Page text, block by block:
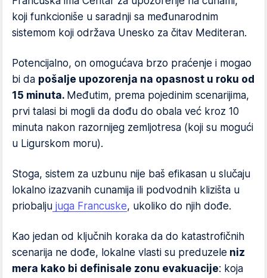
koji funkcioniše u saradnji sa međunarodnim
sistemom koji održava Unesko za čitav Mediteran.
Potencijalno, on omogućava brzo praćenje i mogao
bi da pošalje upozorenja na opasnost u roku od
15 minuta. Međutim, prema pojedinim scenarijima,
prvi talasi bi mogli da dođu do obala već kroz 10
minuta nakon razornijeg zemljotresa (koji su mogući
u Ligurskom moru).
Stoga, sistem za uzbunu nije baš efikasan u slučaju
lokalno izazvanih cunamija ili podvodnih klizišta u
priobalju juga Francuske, ukoliko do njih dođe.
Kao jedan od ključnih koraka da do katastrofičnih
scenarija ne dođe, lokalne vlasti su preduzele niz
mera kako bi definisale zonu evakuacije: koja